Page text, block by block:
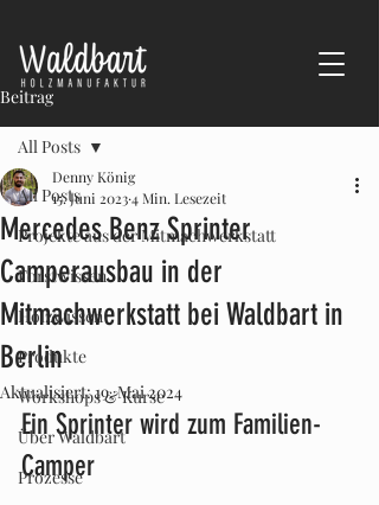
Beitrag
All Posts
Projekte aus der Mitmachwerkstatt
Forstwissen
Holzwissen
Produkte
Workshops & Kurse
Über Waldbart
Prozesse
All Posts
Mercedes Benz Sprinter
Camperausbau in der
Mitmachwerkstatt bei Waldbart in
Berlin
Denny König
15. Juni 20234 Min. Lesezeit
Aktualisiert:19. Mai 2024
Ein Sprinter wird zum Familien-
Camper